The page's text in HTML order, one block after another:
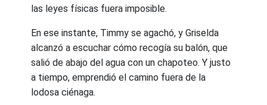
las leyes físicas fuera imposible.
En ese instante, Timmy se agachó, y Griselda
alcanzó a escuchar cómo recogía su balón, que
salió de abajo del agua con un chapoteo. Y justo
a tiempo, emprendió el camino fuera de la
lodosa ciénaga.